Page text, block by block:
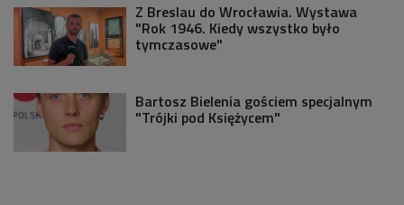
Z Breslau do Wrocławia. Wystawa
"Rok 1946. Kiedy wszystko było
tymczasowe"
Bartosz Bielenia gościem specjalnym
"Trójki pod Księżycem"